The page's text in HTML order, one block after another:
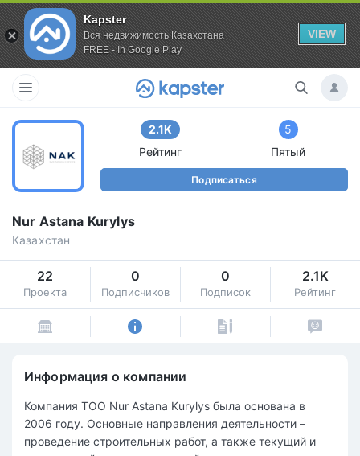
Kapster
Вся недвижимость Казахстана
FREE - In Google Play
VIEW
2.1K
Рейтинг
5
Пятый
Подписаться
Nur Astana Kurylys
Казахстан
22
Проекта
0
Подписчиков
0
Подписок
2.1K
Рейтинг
Информация о компании
Компания ТОО Nur Astana Kurylys была основана в
2006 году. Основные направления деятельности –
проведение строительных работ, а также текущий и